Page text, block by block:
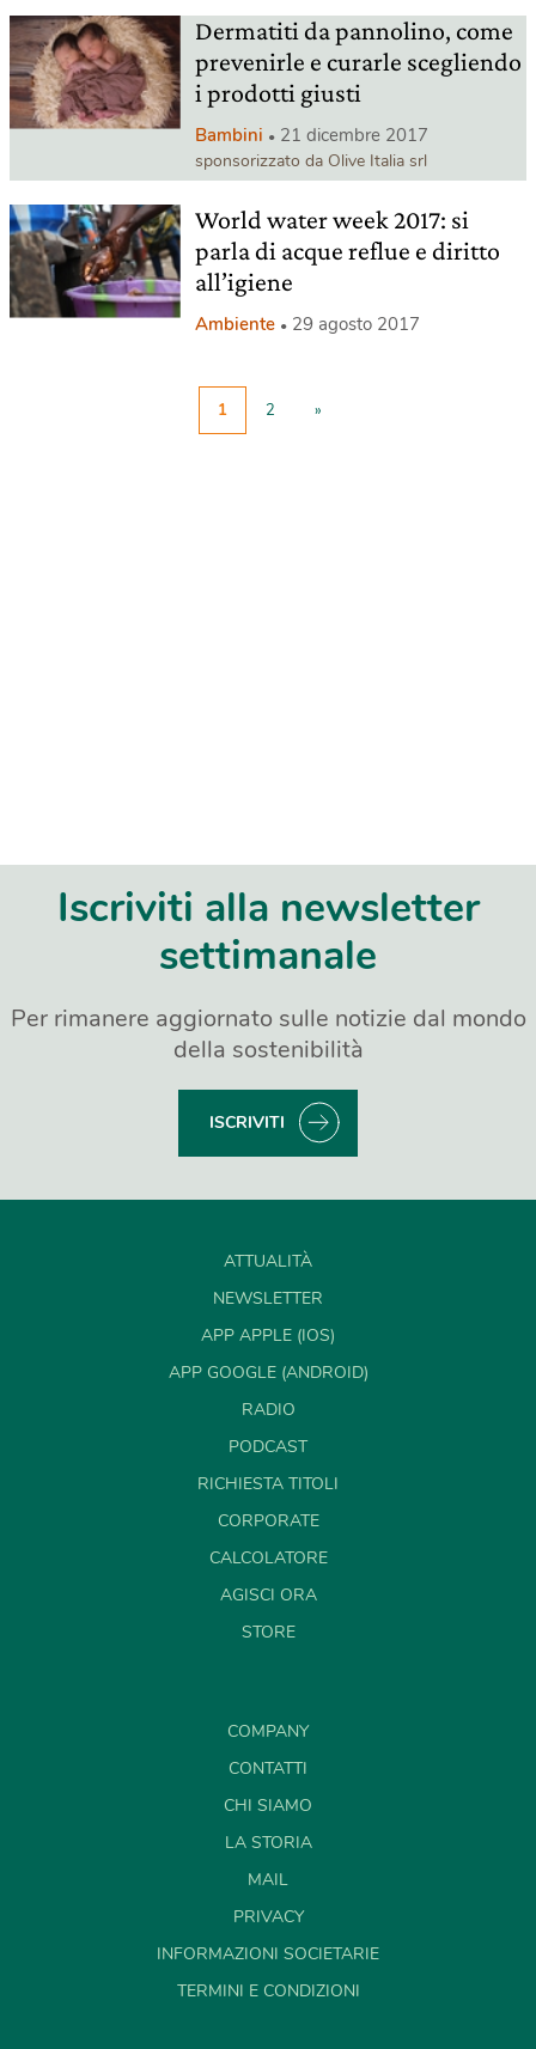
Dermatiti da pannolino, come
prevenirle e curarle scegliendo
i prodotti giusti
Bambini 21 dicembre 2017
sponsorizzato da Olive Italia srl
World water week 2017: si
parla di acque reflue e diritto
all’igiene
Ambiente 29 agosto 2017
1 2 »
Iscriviti alla newsletter
settimanale
Per rimanere aggiornato sulle notizie dal mondo
della sostenibilità
ISCRIVITI
ATTUALITÀ
NEWSLETTER
APP APPLE (IOS)
APP GOOGLE (ANDROID)
RADIO
PODCAST
RICHIESTA TITOLI
CORPORATE
CALCOLATORE
AGISCI ORA
STORE
COMPANY
CONTATTI
CHI SIAMO
LA STORIA
MAIL
PRIVACY
INFORMAZIONI SOCIETARIE
TERMINI E CONDIZIONI